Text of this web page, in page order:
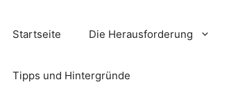
Startseite Die Herausforderung
Tipps und Hintergründe